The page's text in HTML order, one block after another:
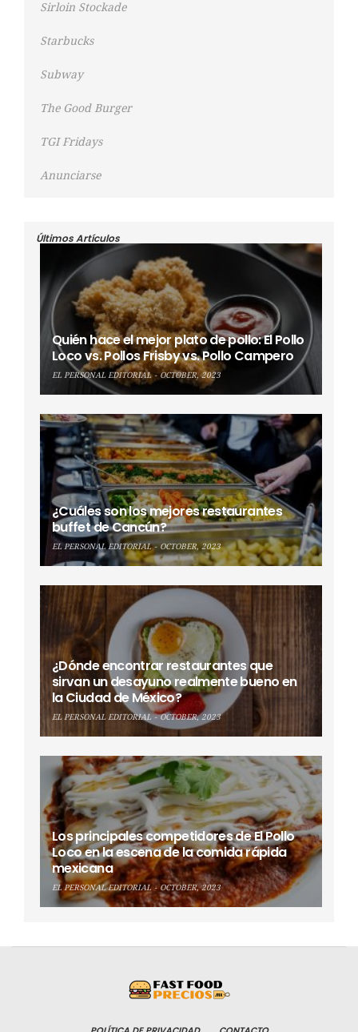
Sirloin Stockade
Starbucks
Subway
The Good Burger
TGI Fridays
Anunciarse
Últimos Artículos
Quién hace el mejor plato de pollo: El Pollo
Loco vs. Pollos Frisby vs. Pollo Campero
EL PERSONAL EDITORIAL OCTOBER, 2023
¿Cuáles son los mejores restaurantes
buffet de Cancún?
EL PERSONAL EDITORIAL OCTOBER, 2023
¿Dónde encontrar restaurantes que
sirvan un desayuno realmente bueno en
la Ciudad de México?
EL PERSONAL EDITORIAL OCTOBER, 2023
Los principales competidores de El Pollo
Loco en la escena de la comida rápida
mexicana
EL PERSONAL EDITORIAL OCTOBER, 2023